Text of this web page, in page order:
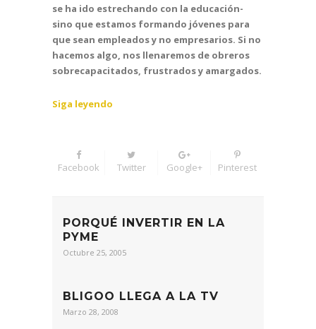
se ha ido estrechando con la educación-
sino que estamos formando jóvenes para
que sean empleados y no empresarios. Si no
hacemos algo, nos llenaremos de obreros
sobrecapacitados, frustrados y amargados.
Siga leyendo
Facebook Twitter Google+ Pinterest
PORQUÉ INVERTIR EN LA
PYME
Octubre 25, 2005
BLIGOO LLEGA A LA TV
Marzo 28, 2008